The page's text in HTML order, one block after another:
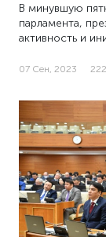
В минувшую
парламента,
активность и
07 Сен, 2023